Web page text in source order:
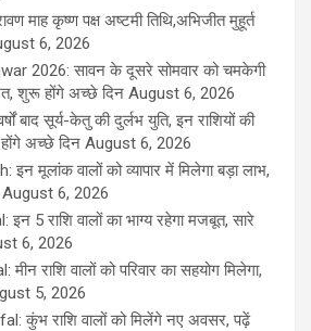
माह कृष्ण पक्ष अष्टमी तिथि,अभिजीत मुहूर्त
6, 2026
2026: सावन के दूसरे सोमवार को चमकेगी
शुरू होंगे अच्छे दिन August 6, 2026
बाद सूर्य-केतु की दुर्लभ युति, इन राशियों की
अच्छे दिन August 6, 2026
मूलांक वालों को व्यापार में मिलेगा बड़ा लाभ,
August 6, 2026
5 राशि वालों का भाग्य रहेगा मजबूत, सारे
6, 2026
राशि वालों को परिवार का सहयोग मिलेगा,
5, 2026
कुंभ राशि वालों को मिलेंगे नए अवसर, पढ़ें